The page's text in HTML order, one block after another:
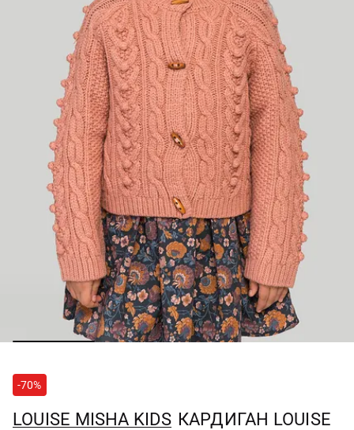
-70%
LOUISE MISHA KIDS КАРДИГАН LOUISE